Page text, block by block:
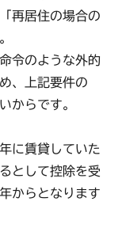
再居住の場合の
令のような外的
、上記要件の
からです。
に賃貸していた
として控除を受
からとなります